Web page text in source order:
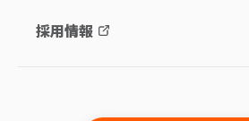
採用情報